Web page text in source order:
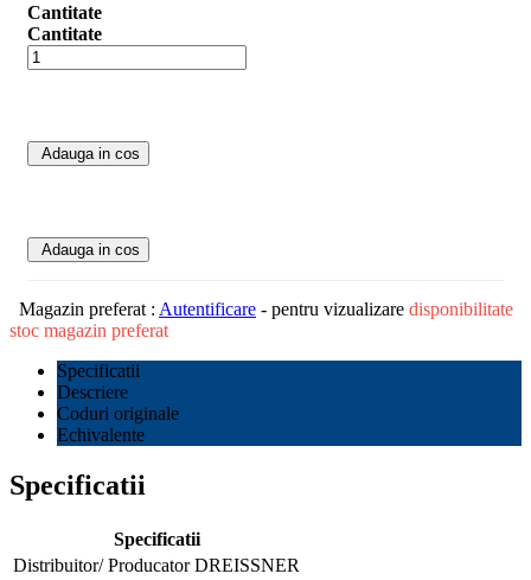
Cantitate
Cantitate
Adauga in cos
Adauga in cos
Magazin preferat : Autentificare - pentru vizualizare disponibilitate
stoc magazin preferat
Specificatii
Descriere
Coduri originale
Echivalente
Specificatii
Specificatii
Distribuitor/ Producator DREISSNER